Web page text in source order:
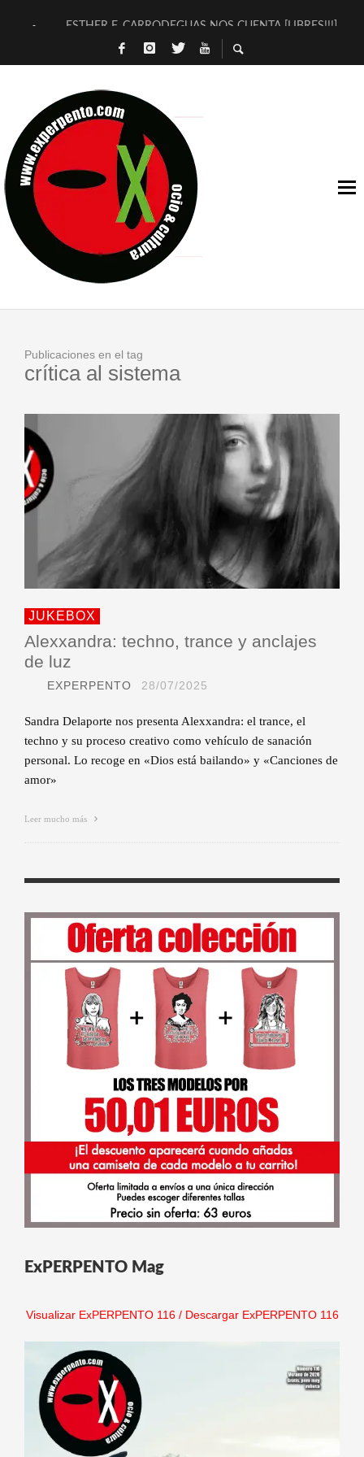
ESTHER F. CARRODEGUAS NOS CUENTA [LIBRES!!!]
[TERRA DE GUAPES] DE SANDRA MONFORT
TIMBRE 4, LA ESCUELA DEL DIRECTOR TEATRAL CLAUDIO
30 AÑOS (NO ES NADA) DE LA KATARSIS DEL TOMATAZO
MILITARES JUDÍAS EN #EXVITA
D’BALDOMEROS REINVENTAN [BITÁCORA 3.0] EN EXVITA
MARSHALL FLASH PRESENTA EN EXVITA [RELATIVA
JOFRE BARDAGÍ EN EXVITA INTERPRETANDO A SERRAT
Publicaciones en el tag
crítica al sistema
JUKEBOX
Alexxandra: techno, trance y anclajes
de luz
EXPERPENTO 28/07/2025
Sandra Delaporte nos presenta Alexxandra: el trance, el
techno y su proceso creativo como vehículo de sanación
personal. Lo recoge en «Dios está bailando» y «Canciones de
amor»
Leer mucho más
ExPERPENTO Mag
Visualizar ExPERPENTO 116/ Descargar ExPERPENTO 116